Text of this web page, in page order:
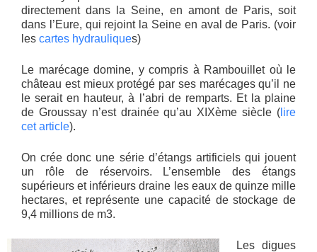
directement dans la Seine, en amont de Paris, soit
dans l’Eure, qui rejoint la Seine en aval de Paris. (voir
les cartes hydrauliques)
Le marécage domine, y compris à Rambouillet où le
château est mieux protégé par ses marécages qu’il ne
le serait en hauteur, à l’abri de remparts. Et la plaine
de Groussay n’est drainée qu’au XIXème siècle ( lire
cet article).
On crée donc une série d’étangs artificiels qui jouent
un rôle de réservoirs. L’ensemble des étangs
supérieurs et inférieurs draine les eaux de quinze mille
hectares, et représente une capacité de stockage de
9,4 millions de m3.
Les digues